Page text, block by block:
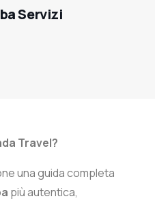
Servizi
Travel?
una guida completa
più autentica,